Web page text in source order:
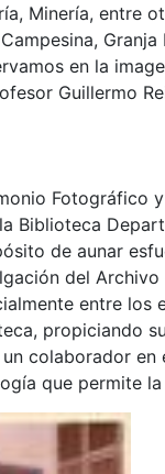
Minería, entre
en la
Guillermo
Fotográfico
Biblioteca
de aunar
del
entre los
propiciando
colaborador
que permite